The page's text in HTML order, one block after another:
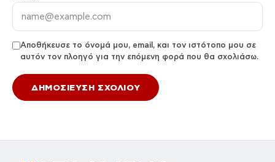
Αποθήκευσε το όνομά μου, email, και τον ιστότοπο μου σε
αυτόν τον πλοηγό για την επόμενη φορά που θα σχολιάσω.